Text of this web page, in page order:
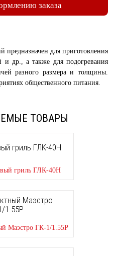
заказа
предназначен для приготовления
др., а также для подогревания
разного размера и толщины.
общественного питания.
ТОВАРЫ
гриль ГЛК-40Н
Маэстро
1.55Р